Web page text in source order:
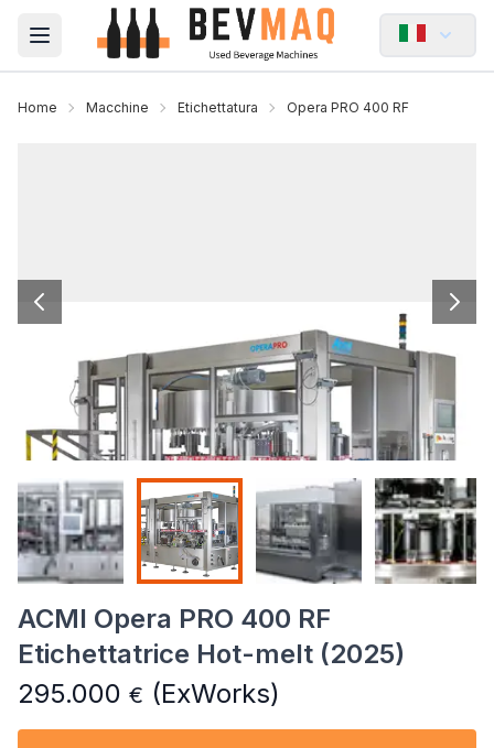
Open main menu
Home Macchine Etichettatura Opera PRO 400 RF
ACMI Opera PRO 400 RF
Etichettatrice Hot-melt (2025)
295.000 € (ExWorks)